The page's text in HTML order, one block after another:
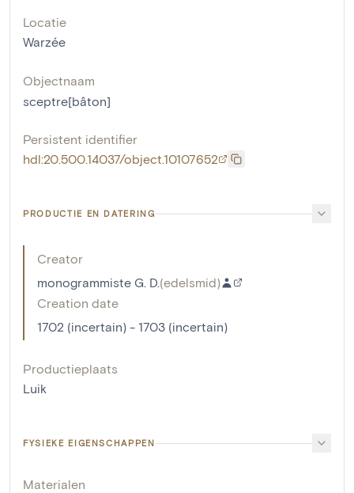
Locatie
Warzée
Objectnaam
sceptre[bâton]
Persistent identifier
hdl:20.500.14037/object.10107652
PRODUCTIE EN DATERING
Creator
monogrammiste G. D.(edelsmid)
Creation date
1702 (incertain) - 1703 (incertain)
Productieplaats
Luik
FYSIEKE EIGENSCHAPPEN
Materialen